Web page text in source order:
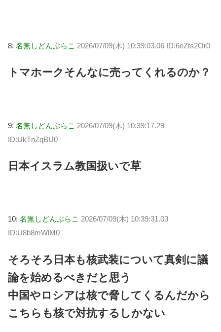
8: 名無しどんぶらこ 2026/07/09(木) 10:39:03.06 ID:6eZts2Or0
トマホークそんなに売ってくれるのか？
9: 名無しどんぶらこ 2026/07/09(木) 10:39:17.29
ID:UkTnZqBU0
日本イスラム教国扱いで草
10: 名無しどんぶらこ 2026/07/09(木) 10:39:31.03
ID:U8b8mWlM0
そろそろ日本も核武装について真剣に議
論を始めるべきだと思う
中国やロシアは核で脅してくるんだから
こちらも核で対抗するしかない